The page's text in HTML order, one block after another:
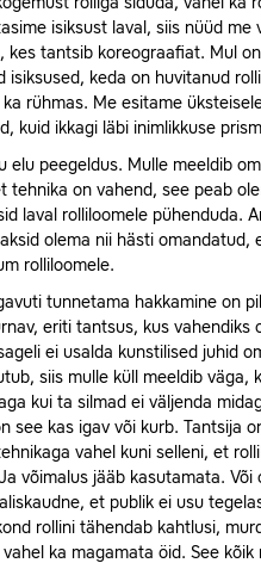
isiksust laval, siis nüüd me
kes tantsib koreograafiat. Mul
isiksused, keda on huvitanud
rühmas. Me esitame
kuid ikkagi läbi inimlikkuse
elu peegeldus. Mulle meeldib
tehnika on vahend, see peab
laval rolliloomele pühenduda.
olema nii hästi omandatud,
rolliloomele.
tunnetama hakkamine on
eriti tantsus, kus vahendiks
ei usalda kunstilised juhid
siis mulle küll meeldib väga,
kui ta silmad ei väljenda
see kas igav või kurb. Tantsija
vahel kuni selleni, et
võimalus jääb kasutamata. Või
et publik ei usu
rollini tähendab kahtlusi,
ka magamata öid. See kõik